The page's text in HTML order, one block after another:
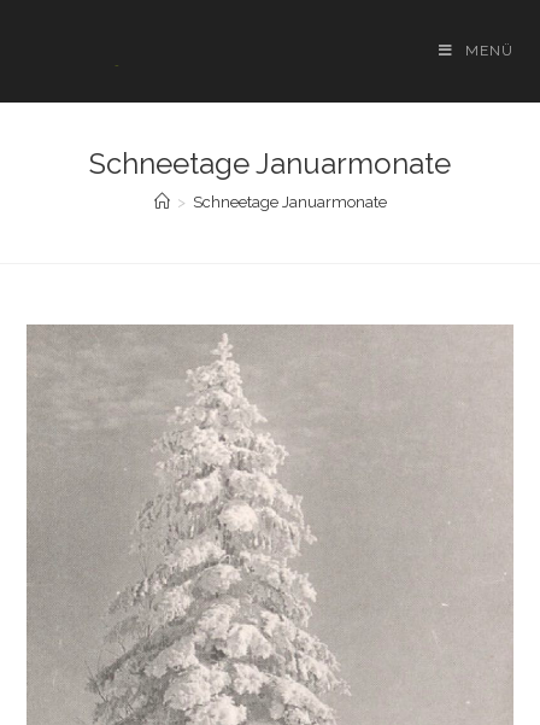
MENÜ
Schneetage Januarmonate
> Schneetage Januarmonate